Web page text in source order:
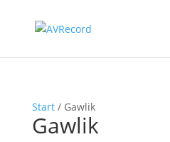
Start/ Gawlik
Gawlik